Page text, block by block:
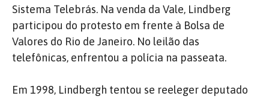
Sistema Telebrás. Na venda da Vale, Lindberg
participou do protesto em frente à Bolsa de
Valores do Rio de Janeiro. No leilão das
telefônicas, enfrentou a polícia na passeata.
Em 1998, Lindbergh tentou se reeleger deputado